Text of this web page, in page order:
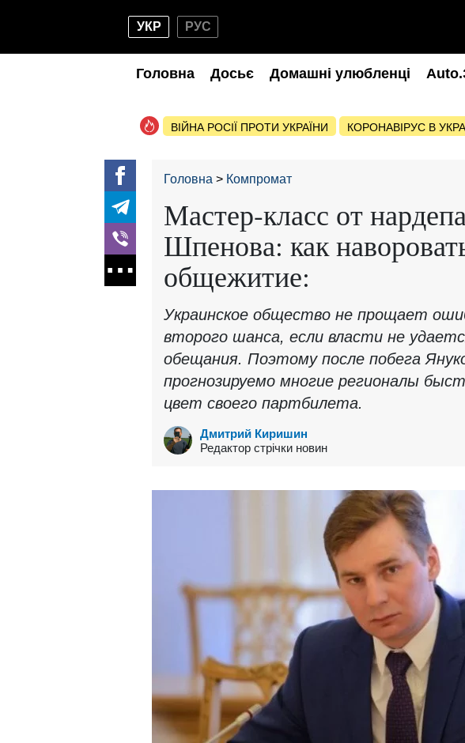
УКР РУС
Головна Досьє Домашні улюбленці
ВІЙНА РОСІЇ ПРОТИ УКРАЇНИ КОРОНАВІРУС В
Головна Компромат
Мастер-класс от
Шпенова: как
общежитие:
Украинское общество не прощает
второго шанса, если власти не
обещания. Поэтому после побега
прогнозируемо многие регионалы
цвет своего партбилета.
Дмитрий Киришин
Редактор стрічки новин